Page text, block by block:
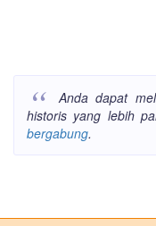
Anda dapat
historis yang lebih
bergabung.